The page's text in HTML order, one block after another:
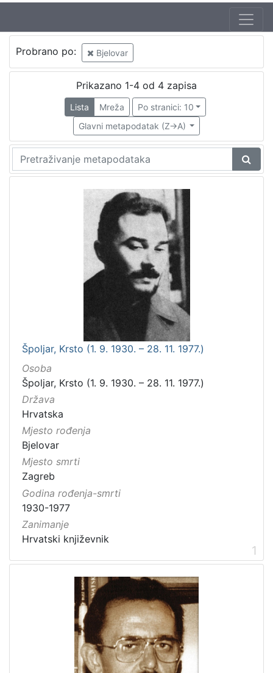
Probrano po: Bjelovar
Prikazano 1-4 od 4 zapisa
Lista Mreža
Po stranici: 10
Glavni metapodatak (Z->A)
Špoljar, Krsto (1. 9. 1930. – 28. 11. 1977.)
Osoba
Špoljar, Krsto (1. 9. 1930. – 28. 11. 1977.)
Država
Hrvatska
Mjesto rođenja
Bjelovar
Mjesto smrti
Zagreb
Godina rođenja-smrti
1930-1977
Zanimanje
Hrvatski književnik
1